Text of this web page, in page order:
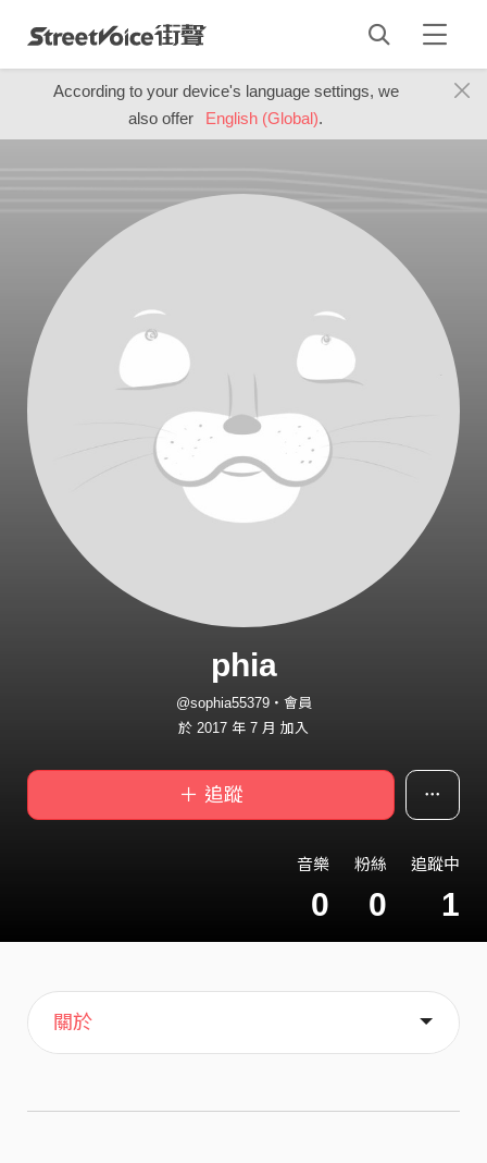
According to your device's language settings, we
also offer
English (Global).
phia
@sophia55379・會員
於 2017 年 7 月 加入
＋ 追蹤
音樂
0
粉絲
0
追蹤中
1
主頁
喜歡
關於